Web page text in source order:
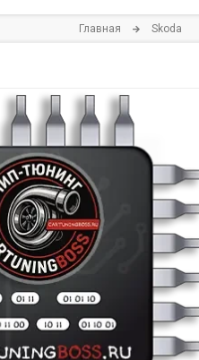
Главная Skoda